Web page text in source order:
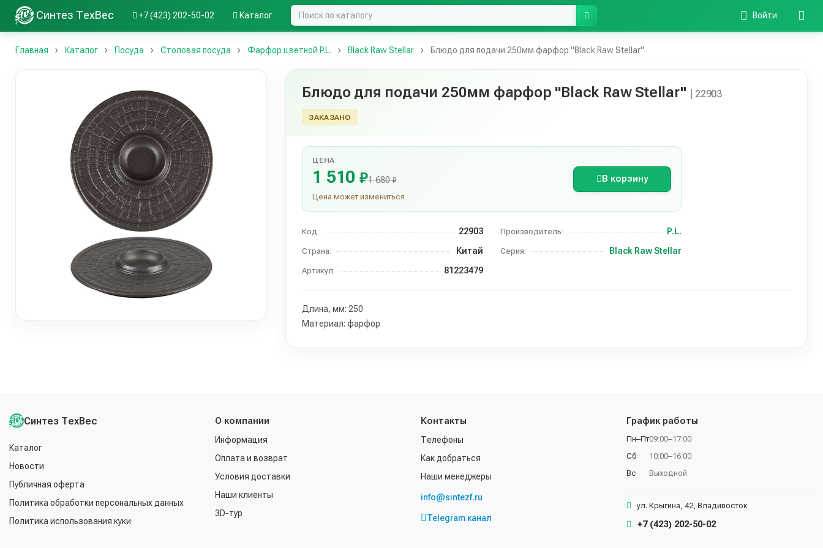
Синтез ТехВес +7 (423) 202-50-02 Каталог Войти
Главная Каталог Посуда Столовая посуда Фарфор цветной P.L. Black Raw Stellar Блюдо для подачи 250мм фарфор "Black Raw Stellar"
Блюдо для подачи 250мм фарфор "Black Raw Stellar" | 22903
ЗАКАЗАНО
ЦЕНА
1 510 ₽1 680₽
Цена может измениться
В корзину
Код: 22903 Производитель: P.L.
Страна: Китай Серия: Black Raw Stellar
Артикул: 81223479
Длина, мм: 250
Материал: фарфор
Синтез ТехВес
Каталог
Новости
Публичная оферта
Политика обработки персональных данных
Политика использования куки
О компании
Информация
Оплата и возврат
Условия доставки
Наши клиенты
3D-тур
Контакты
Телефоны
Как добраться
Наши менеджеры
info@sintezf.ru
Telegram канал
График работы
Пн–Пт
Сб
Вс
09:00–17:00
10:00–16:00
Выходной
ул. Крыгина, 42, Владивосток
+7 (423) 202-50-02